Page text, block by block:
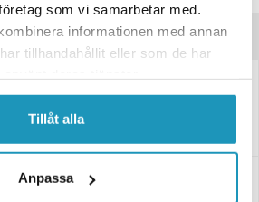
som vi samarbetar med.
informationen med annan
tillhandahållit eller som de har
Tillåt alla
Anpassa
V CC=520 (M10x40/Ø12x37,5)
utförande: AL-KO 200 V CC=520 (M10x40/